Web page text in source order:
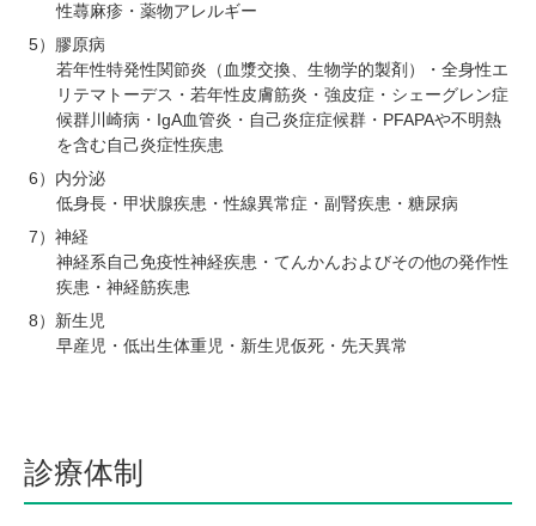
性蕁麻疹・薬物アレルギー
膠原病
若年性特発性関節炎（血漿交換、生物学的製剤）・全身性エ
リテマトーデス・若年性皮膚筋炎・強皮症・シェーグレン症
候群川崎病・IgA血管炎・自己炎症症候群・PFAPAや不明熱
を含む自己炎症性疾患
内分泌
低身長・甲状腺疾患・性線異常症・副腎疾患・糖尿病
神経
神経系自己免疫性神経疾患・てんかんおよびその他の発作性
疾患・神経筋疾患
新生児
早産児・低出生体重児・新生児仮死・先天異常
診療体制